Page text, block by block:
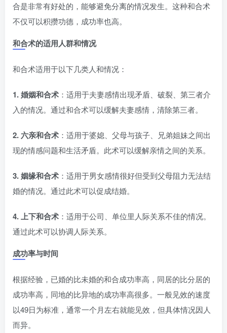
合是非常有好处的，能够避免分离的情况发生。这种和合术
不仅可以积攒功德，成功率也高。
和合术的适用人群和情况
和合术适用于以下几类人和情况：
1. 婚姻和合术 ：适用于夫妻感情出现矛盾、破裂、第三者介
入的情况。通过和合术可以缓解夫妻感情，清除第三者。
2. 六亲和合术 ：适用于婆媳、父母与孩子、兄弟姐妹之间出
现的情感问题和生活矛盾。此术可以缓解亲情之间的关系。
3. 姻缘和合术 ：适用于男女感情很好但受到父母阻力无法结
婚的情况。通过此术可以促成结婚。
4. 上下和合术 ：适用于公司、单位里人际关系不佳的情况。
通过此术可以协调人际关系。
成功率与时间
根据经验，已婚的比未婚的和合成功率高，同居的比分居的
成功率高，同地的比异地的成功率高很多。一般见效的速度
以49日为标准，通常一个月左右就能见效，但具体情况因人
而异。